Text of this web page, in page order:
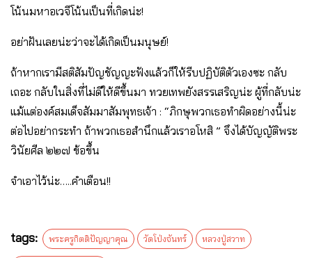
โน้นมหาอเวจีโน้นเป็นที่เกิดน่ะ!
อย่าฝันเลยน่ะว่าจะได้เกิดเป็นมนุษย์!
ถ้าหากเรามีสติสัมปัญชัญญะฟังแล้วก็ให้รีบปฏิบัติตัวเองซะ กลับ
เถอะ กลับในสิ่งที่ไม่ดีให้ดีขึ้นมา ทวยเทพยังสรรเสริญน่ะ ผู้ที่กลับน่ะ
แม้แต่องค์สมเด็จสัมมาสัมพุทธเจ้า : “ภิกษุพวกเธอทำผิดอย่างนี้น่ะ
ต่อไปอย่ากระทำ ถ้าพวกเธอสำนึกแล้วเราอโหสิ ” จึงได้บัญญัติพระ
วินัยศีล ๒๒๗ ข้อขึ้น
จำเอาไว้น่ะ…..คำเตือน!!
tags: พระครูกิตติปัญญาคุณ วัดโป่งจันทร์ หลวงปู่สวาท